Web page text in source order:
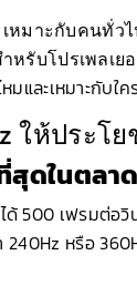
หมาะกับคนทั่
หรับโปรเพลเย
และเหมาะกับใค
ให้ประโย
สุดในตลา
ด้ 500 เฟรมต่อวิ
หรือ